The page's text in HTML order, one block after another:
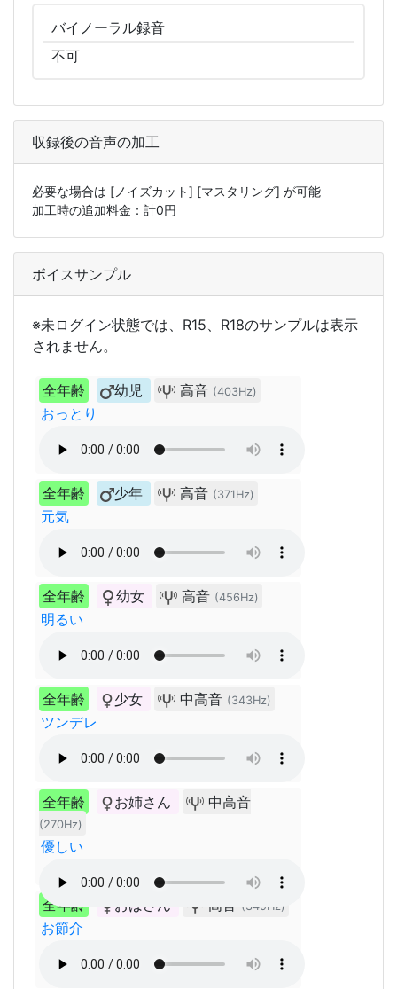
バイノーラル録音
不可
収録後の音声の加工
必要な場合は [ノイズカット] [マスタリング] が可能
加工時の追加料金：計0円
ボイスサンプル
※未ログイン状態では、R15、R18のサンプルは表示
されません。
全年齢 幼児 高音 (403Hz)
おっとり
全年齢 少年 高音 (371Hz)
元気
全年齢 幼女 高音 (456Hz)
明るい
全年齢 少女 中高音 (343Hz)
ツンデレ
全年齢 お姉さん 中高音
(270Hz)
優しい
全年齢 おばさん 高音 (349Hz)
お節介